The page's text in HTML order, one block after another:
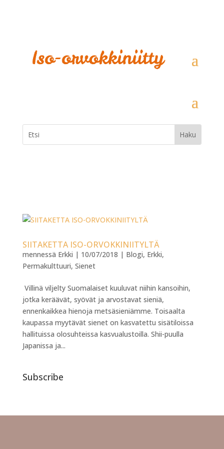
SIITAKETTA ISO-ORVOKKINIITYLTÄ
mennessä Erkki | 10/07/2018 | Blogi, Erkki,
Permakulttuuri, Sienet
Villinä viljelty Suomalaiset kuuluvat niihin kansoihin,
jotka keräävät, syövät ja arvostavat sieniä,
ennenkaikkea hienoja metsäsieniämme. Toisaalta
kaupassa myytävät sienet on kasvatettu sisätiloissa
hallituissa olosuhteissa kasvualustoilla. Shii-puulla
Japanissa ja...
Subscribe